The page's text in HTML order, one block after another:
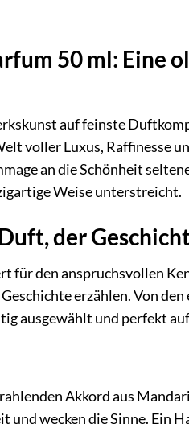
50 ml: Eine
auf feinste
voller Luxus, Raffinesse
an die Schönheit
Weise unterstreicht.
der
den anspruchsvollen
erzählen. Von
ausgewählt und perfekt
Akkord aus
wecken die Sinne. Ein